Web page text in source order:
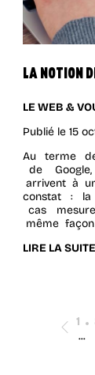
LA NOTION
LE WEB &
Publié le15
Au terme
de
arrivent à
constat : la
cas
même façon
LIRE LA
1
...